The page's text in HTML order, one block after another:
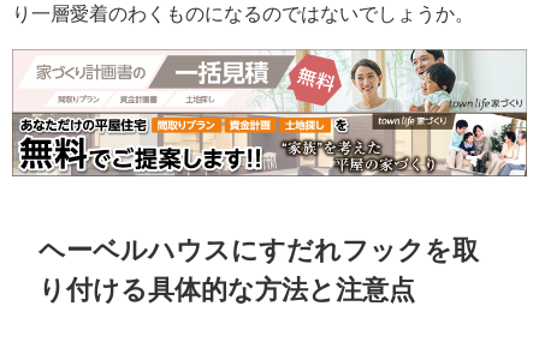
り一層愛着のわくものになるのではないでしょうか。
ヘーベルハウスにすだれフックを取
り付ける具体的な方法と注意点